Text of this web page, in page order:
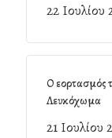
22 Ιουλίου
Ο εορτασμός
Λευκόχωμα
21 Ιουλίου